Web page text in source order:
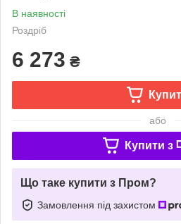
В наявності
Роздріб
6 273 ₴
або
Купити з
Що таке купити з Пром?
Замовлення під захистом